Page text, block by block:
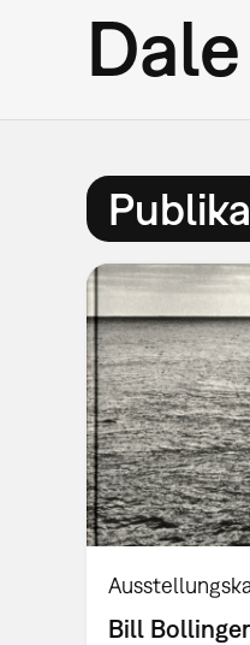
Bill Bollinger